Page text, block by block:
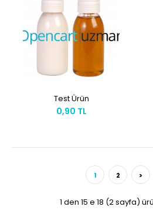
Test Ürün
0,90 TL
1 2 >
1 den 15 e 18 (2 sayfa)